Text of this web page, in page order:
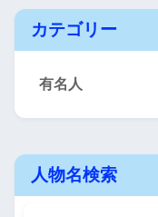
カテゴリー
有名人
人物名検索